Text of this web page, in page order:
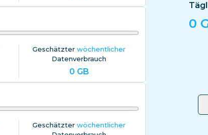
Geschätzterwöchentlicher
Datenverbrauch
0 GB
Geschätzterwöchentlicher
0